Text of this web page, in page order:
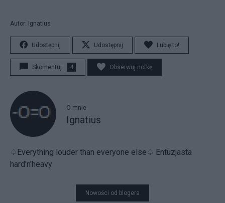
Autor: Ignatius
Udostępnij Udostępnij Lubię to!
Skomentuj 4 Obserwuj notkę
O mnie
Ignatius
♤Everything louder than everyone else♤ Entuzjasta
hard'n'heavy
Nowości od blogera